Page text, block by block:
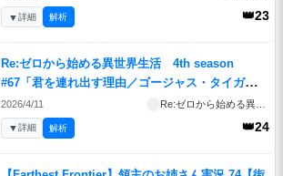
👑23
▼詳細 解析
Re:ゼロから始める異世界生活 4th season
#67「君を連れ出す理由／ゴージャス・タイガー・
リローデッド」
2026/4/11
👑24
▼詳細 解析